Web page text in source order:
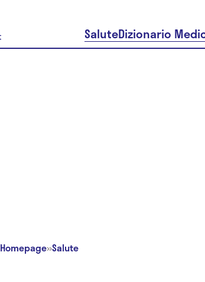
SaluteDizionario
Homepage»Salute